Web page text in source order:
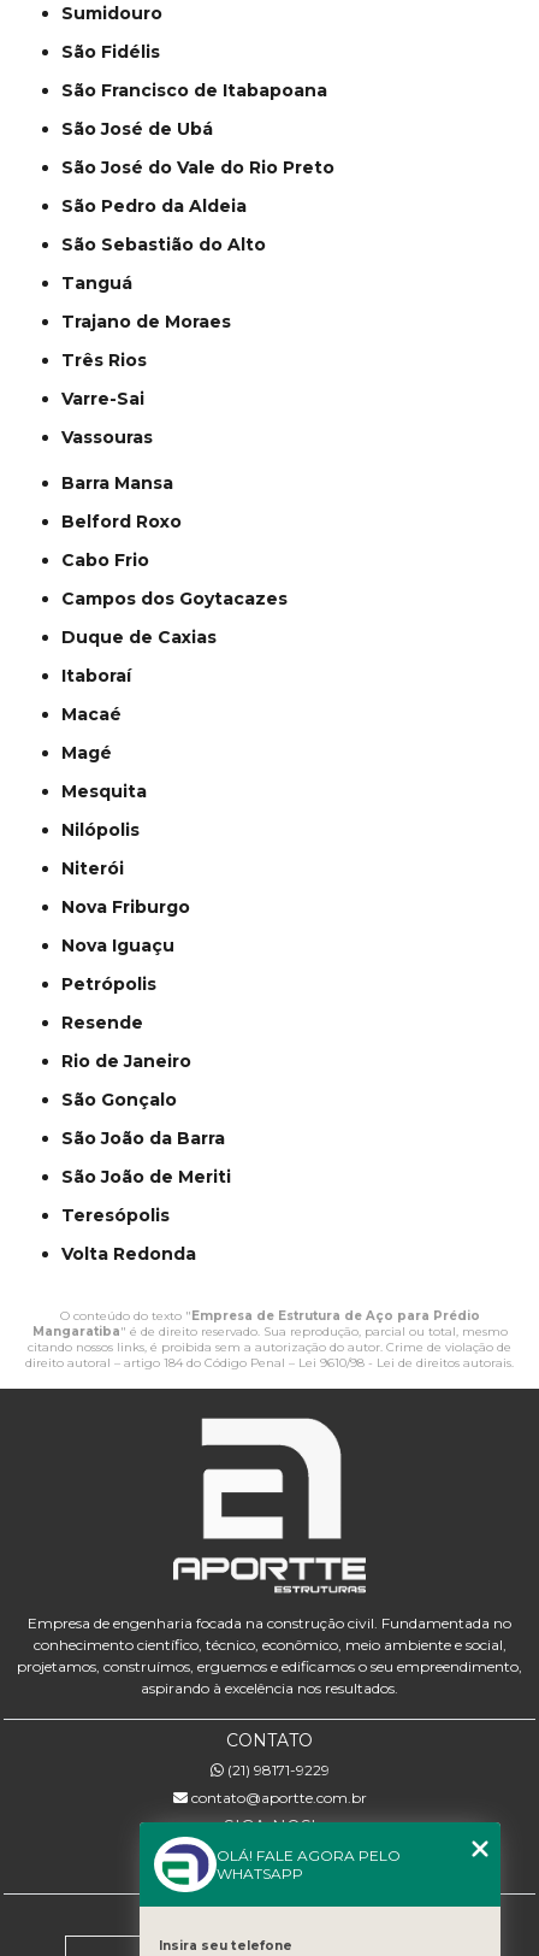
Sumidouro
São Fidélis
São Francisco de Itabapoana
São José de Ubá
São José do Vale do Rio Preto
São Pedro da Aldeia
São Sebastião do Alto
Tanguá
Trajano de Moraes
Três Rios
Varre-Sai
Vassouras
Barra Mansa
Belford Roxo
Cabo Frio
Campos dos Goytacazes
Duque de Caxias
Itaboraí
Macaé
Magé
Mesquita
Nilópolis
Niterói
Nova Friburgo
Nova Iguaçu
Petrópolis
Resende
Rio de Janeiro
São Gonçalo
São João da Barra
São João de Meriti
Teresópolis
Volta Redonda
O conteúdo do texto " Empresa de Estrutura de Aço para Prédio
Mangaratiba" é de direito reservado. Sua reprodução, parcial ou total, mesmo
citando nossos links, é proibida sem a autorização do autor. Crime de violação de
direito autoral – artigo 184 do Código Penal – Lei 9610/98 - Lei de direitos autorais.
Empresa de engenharia focada na construção civil. Fundamentada no
conhecimento científico, técnico, econômico, meio ambiente e social,
projetamos, construímos, erguemos e edificamos o seu empreendimento,
aspirando à excelência nos resultados.
CONTATO
(21) 98171-9229
contato@aportte.com.br
SIGA-NOS!
Home
OLÁ! FALE AGORA PELO
WHATSAPP
Insira seu telefone